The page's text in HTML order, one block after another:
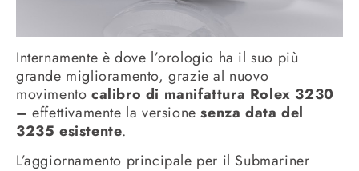
Internamente è dove l’orologio ha il suo più
grande miglioramento, grazie al nuovo
movimento calibro di manifattura Rolex 3230
– effettivamente la versionesenza data del
3235 esistente.
L’aggiornamento principale per il Submariner